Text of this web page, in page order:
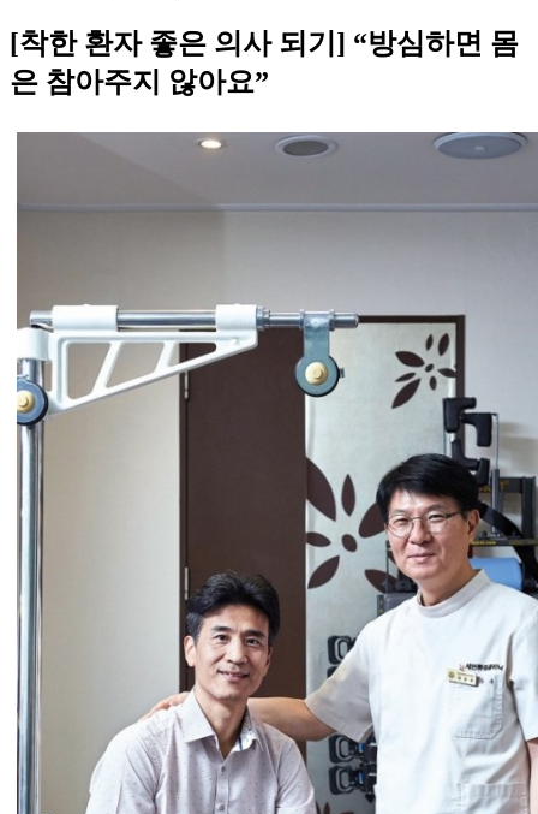
[착한 환자 좋은 의사 되기] “방심하면 몸
은 참아주지 않아요”